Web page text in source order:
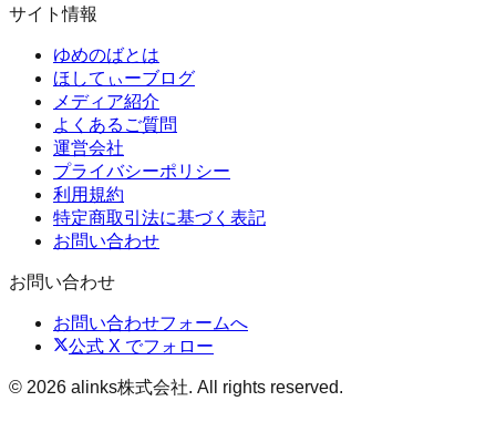
サイト情報
ゆめのばとは
ほしてぃーブログ
メディア紹介
よくあるご質問
運営会社
プライバシーポリシー
利用規約
特定商取引法に基づく表記
お問い合わせ
お問い合わせ
お問い合わせフォームへ
公式 X でフォロー
© 2026 alinks株式会社. All rights reserved.